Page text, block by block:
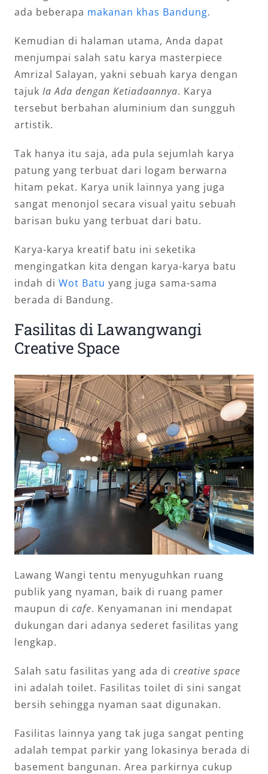
ada beberapa makanan khas Bandung.
Kemudian di halaman utama, Anda dapat
menjumpai salah satu karya masterpiece
Amrizal Salayan, yakni sebuah karya dengan
tajuk Ia Ada dengan Ketiadaannya. Karya
tersebut berbahan aluminium dan sungguh
artistik.
Tak hanya itu saja, ada pula sejumlah karya
patung yang terbuat dari logam berwarna
hitam pekat. Karya unik lainnya yang juga
sangat menonjol secara visual yaitu sebuah
barisan buku yang terbuat dari batu.
Karya-karya kreatif batu ini seketika
mengingatkan kita dengan karya-karya batu
indah di Wot Batu yang juga sama-sama
berada di Bandung.
Fasilitas di Lawangwangi
Creative Space
Lawang Wangi tentu menyuguhkan ruang
publik yang nyaman, baik di ruang pamer
maupun di cafe. Kenyamanan ini mendapat
dukungan dari adanya sederet fasilitas yang
lengkap.
Salah satu fasilitas yang ada di creative space
ini adalah toilet. Fasilitas toilet di sini sangat
bersih sehingga nyaman saat digunakan.
Fasilitas lainnya yang tak juga sangat penting
adalah tempat parkir yang lokasinya berada di
basement bangunan. Area parkirnya cukup